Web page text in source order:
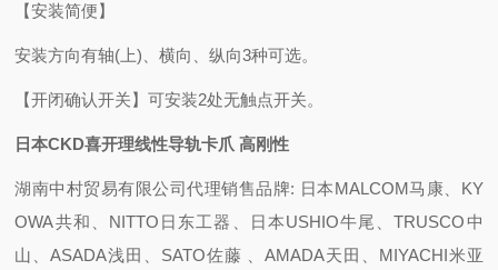
【安装简便】
安装方向有轴(上)、横向、纵向3种可选。
【开闭确认开关】可安装2处无触点开关。
日本CKD喜开理线性导轨卡爪 高刚性
湖南中村贸易有限公司代理销售品牌: 日本MALCOM马康、KY
OWA共和、NITTO日东工器、日本USHIO牛尾、TRUSCO中
山、ASADA浅田、SATO佐藤 、AMADA天田、MIYACHI米亚